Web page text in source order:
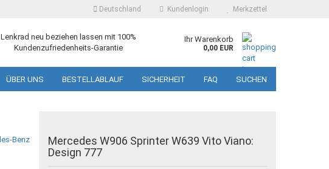
Deutschland Kundenlogin Merkzettel
Lenkrad neu beziehen lassen mit 100%
Kundenzufriedenheits-Garantie
Ihr Warenkorb
0,00 EUR
ÜBER UNS BESTELLABLAUF SICHERHEIT FAQ SUCHEN
Mercedes W906 Sprinter W639 Vito Viano:
Design 777